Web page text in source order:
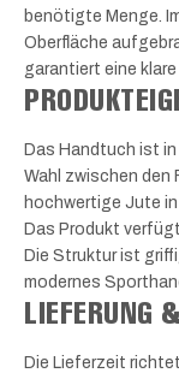
benötigte Menge.
Oberfläche
garantiert eine klare
Das Handtuch ist
Wahl zwischen den
hochwertige Jute
Das Produkt
Die Struktur ist
modernes
LIEFERUNG
Die Lieferzeit